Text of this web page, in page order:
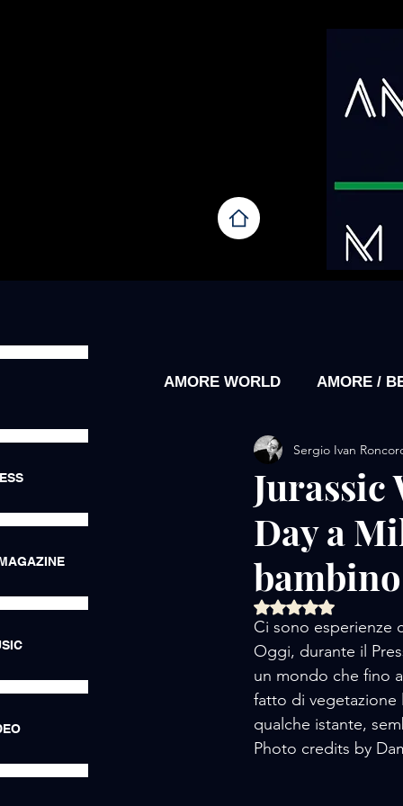
AMORE WORLD AMORE /
AMORE / EXHIBITIONS
AMORE / LUXURY LIFE
AMORE / HOTEL
Jurassic
Day a
Sergio Ivan
Valutazione NaN
Ci sono esperienze
Oggi, durante il
un mondo che fino
fatto di vegetazione
qualche istante,
Photo credits by